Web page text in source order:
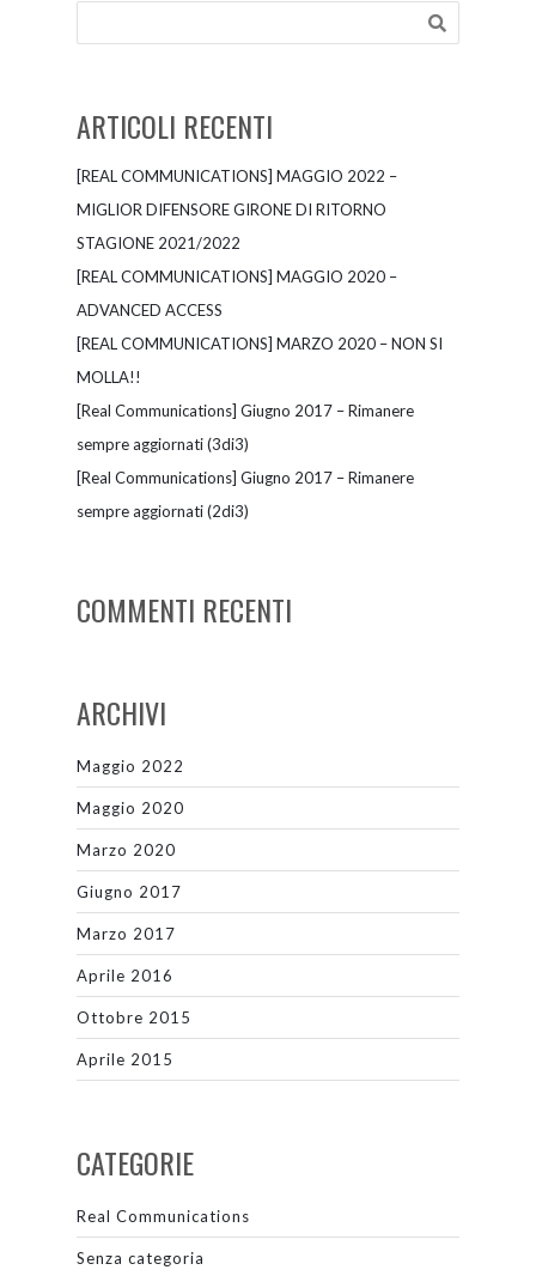
ARTICOLI RECENTI
[REAL COMMUNICATIONS] MAGGIO 2022 –
MIGLIOR DIFENSORE GIRONE DI RITORNO
STAGIONE 2021/2022
[REAL COMMUNICATIONS] MAGGIO 2020 –
ADVANCED ACCESS
[REAL COMMUNICATIONS] MARZO 2020 – NON SI
MOLLA!!
[Real Communications] Giugno 2017 – Rimanere
sempre aggiornati (3di3)
[Real Communications] Giugno 2017 – Rimanere
sempre aggiornati (2di3)
COMMENTI RECENTI
ARCHIVI
Maggio 2022
Maggio 2020
Marzo 2020
Giugno 2017
Marzo 2017
Aprile 2016
Ottobre 2015
Aprile 2015
CATEGORIE
Real Communications
Senza categoria